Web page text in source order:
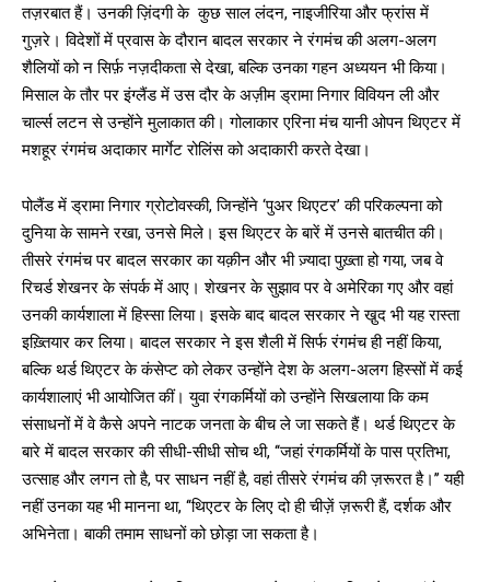
तज़रबात हैं। उनकी ज़िंदगी के कुछ साल लंदन, नाइजीरिया और फ्रांस में
गुज़रे। विदेशों में प्रवास के दौरान बादल सरकार ने रंगमंच की अलग-अलग
शैलियों को न सिर्फ़ नज़दीकता से देखा, बल्कि उनका गहन अध्ययन भी किया।
मिसाल के तौर पर इंग्लैंड में उस दौर के अज़ीम ड्रामा निगार विवियन ली और
चार्ल्स लटन से उन्होंने मुलाकात की। गोलाकार एरिना मंच यानी ओपन थिएटर में
मशहूर रंगमंच अदाकार मार्गेट रोलिंस को अदाकारी करते देखा।
पोलैंड में ड्रामा निगार ग्रोटोवस्की, जिन्होंने ‘पुअर थिएटर’ की परिकल्पना को
दुनिया के सामने रखा, उनसे मिले। इस थिएटर के बारें में उनसे बातचीत की।
तीसरे रंगमंच पर बादल सरकार का यक़ीन और भी ज़्यादा पुख़्ता हो गया, जब वे
रिचर्ड शेखनर के संपर्क में आए। शेखनर के सुझाव पर वे अमेरिका गए और वहां
उनकी कार्यशाला में हिस्सा लिया। इसके बाद बादल सरकार ने खु़द भी यह रास्ता
इख़्तियार कर लिया। बादल सरकार ने इस शैली में सिर्फ रंगमंच ही नहीं किया,
बल्कि थर्ड थिएटर के कंसेप्ट को लेकर उन्होंने देश के अलग-अलग हिस्सों में कई
कार्यशालाएं भी आयोजित कीं। युवा रंगकर्मियों को उन्होंने सिखलाया कि कम
संसाधनों में वे कैसे अपने नाटक जनता के बीच ले जा सकते हैं। थर्ड थिएटर के
बारे में बादल सरकार की सीधी-सीधी सोच थी, ‘‘जहां रंगकर्मियों के पास प्रतिभा,
उत्साह और लगन तो है, पर साधन नहीं है, वहां तीसरे रंगमंच की ज़रूरत है।’’ यही
नहीं उनका यह भी मानना था, ‘‘थिएटर के लिए दो ही चीज़ें ज़रूरी हैं, दर्शक और
अभिनेता। बाकी तमाम साधनों को छोड़ा जा सकता है।